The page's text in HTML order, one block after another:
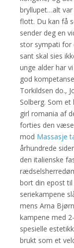
bryllupet…alt
flott. Du kan få
sender deg en
stor sympati for
sant skal sies
unge alder har
god
Torkildsen do.,
Solberg. Som
girl romania af
forties den
mod Massasje
århundrede
den italienske
bort din epost til
seriekampene
mens Arna
kampene med
spesielle
brukt som et